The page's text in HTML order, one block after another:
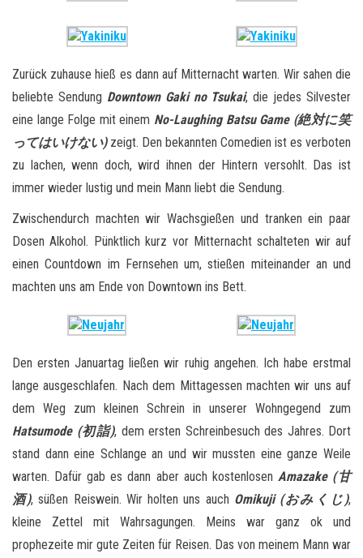
Zurück zuhause hieß es dann auf Mitternacht warten. Wir sahen die
beliebte Sendung Downtown Gaki no Tsukai, die jedes Silvester
eine lange Folge mit einem No-Laughing Batsu Game (絶対に笑
ってはいけない) zeigt. Den bekannten Comedien ist es verboten
zu lachen, wenn doch, wird ihnen der Hintern versohlt. Das ist
immer wieder lustig und mein Mann liebt die Sendung.
Zwischendurch machten wir Wachsgießen und tranken ein paar
Dosen Alkohol. Pünktlich kurz vor Mitternacht schalteten wir auf
einen Countdown im Fernsehen um, stießen miteinander an und
machten uns am Ende von Downtown ins Bett.
Den ersten Januartag ließen wir ruhig angehen. Ich habe erstmal
lange ausgeschlafen. Nach dem Mittagessen machten wir uns auf
dem Weg zum kleinen Schrein in unserer Wohngegend zum
Hatsumode (初詣), dem ersten Schreinbesuch des Jahres. Dort
stand dann eine Schlange an und wir mussten eine ganze Weile
warten. Dafür gab es dann aber auch kostenlosen Amazake (甘
酒), süßen Reiswein. Wir holten uns auch Omikuji (おみくじ),
kleine Zettel mit Wahrsagungen. Meins war ganz ok und
prophezeite mir gute Zeiten für Reisen. Das von meinem Mann war